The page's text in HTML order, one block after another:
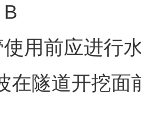
B
使用前应进行
在隧道开挖